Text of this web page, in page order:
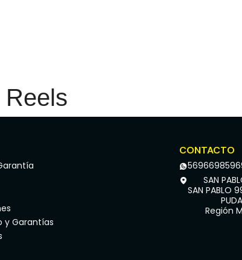
Reels
y Garantías
CONTACTO
SAN
SAN PABLO
Región